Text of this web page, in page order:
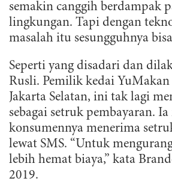
semakin canggih berdampak
lingkungan. Tapi dengan
masalah itu sesungguhnya
Seperti yang disadari dan
Rusli. Pemilik kedai
Jakarta Selatan, ini tak lagi
sebagai setruk pembayaran.
konsumennya menerima
lewat SMS. “Untuk
lebih hemat biaya,” kata
2019.